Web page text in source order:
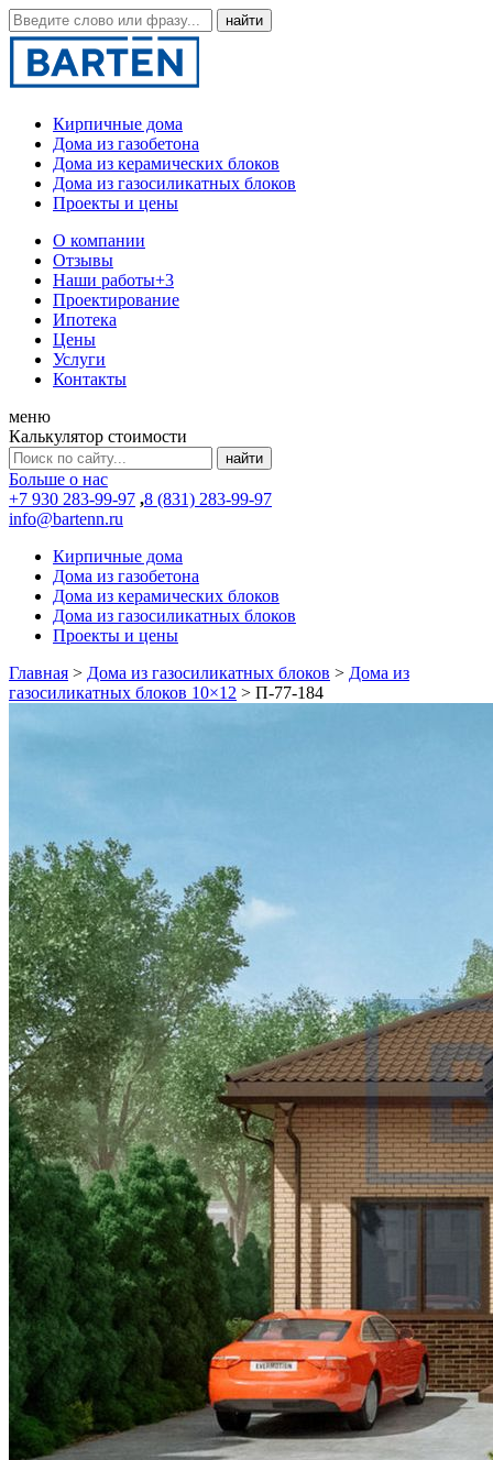
Кирпичные дома
Дома из газобетона
Дома из керамических блоков
Дома из газосиликатных блоков
Проекты и цены
О компании
Отзывы
Наши работы+3
Проектирование
Ипотека
Цены
Услуги
Контакты
меню
Калькулятор стоимости
Больше о нас
+7 930 283-99-97 ,8 (831) 283-99-97
info@bartenn.ru
Кирпичные дома
Дома из газобетона
Дома из керамических блоков
Дома из газосиликатных блоков
Проекты и цены
Главная > Дома из газосиликатных блоков > Дома из
газосиликатных блоков 10×12 > П-77-184